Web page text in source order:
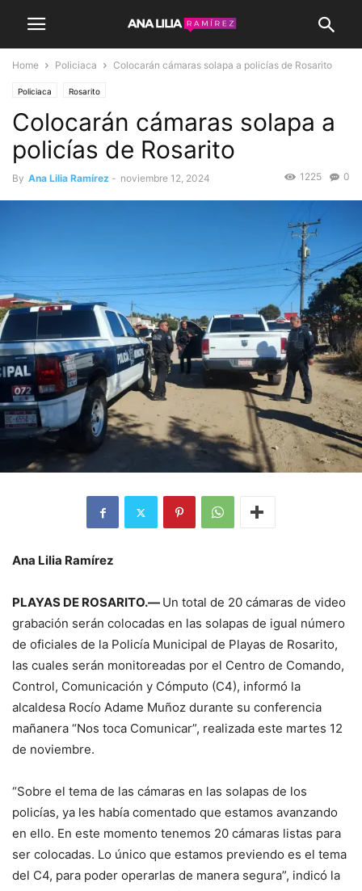
Home Policiaca Colocarán cámaras solapa a policías de Rosarito
Policiaca Rosarito
Colocarán cámaras solapa a
policías de Rosarito
By Ana Lilia Ramírez - noviembre 12, 2024 0
1225
Ana Lilia Ramírez
PLAYAS DE ROSARITO.— Un total de 20 cámaras de video
grabación serán colocadas en las solapas de igual número
de oficiales de la Policía Municipal de Playas de Rosarito,
las cuales serán monitoreadas por el Centro de Comando,
Control, Comunicación y Cómputo (C4), informó la
alcaldesa Rocío Adame Muñoz durante su conferencia
mañanera “Nos toca Comunicar”, realizada este martes 12
de noviembre.
“Sobre el tema de las cámaras en las solapas de los
policías, ya les había comentado que estamos avanzando
en ello. En este momento tenemos 20 cámaras listas para
ser colocadas. Lo único que estamos previendo es el tema
del C4, para poder operarlas de manera segura”, indicó la